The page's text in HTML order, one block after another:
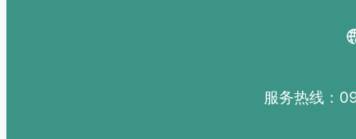
服务热线：